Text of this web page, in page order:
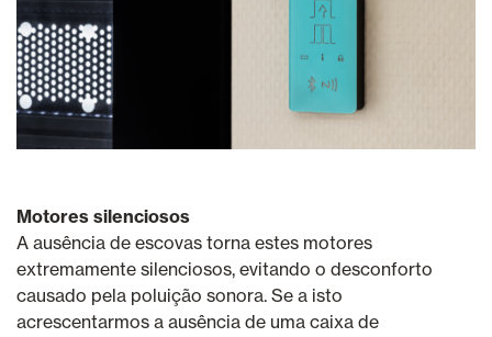
Motores silenciosos
A ausência de escovas torna estes motores
extremamente silenciosos, evitando o desconforto
causado pela poluição sonora. Se a isto
acrescentarmos a ausência de uma caixa de